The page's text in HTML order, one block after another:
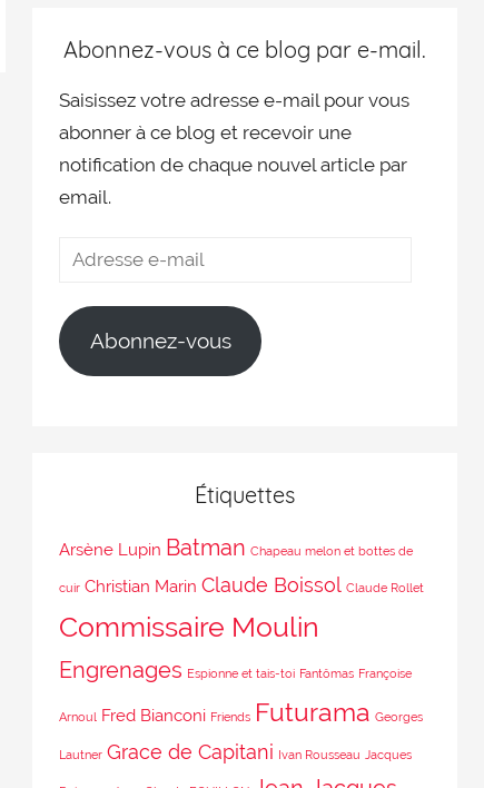
Abonnez-vous à ce blog par e-mail.
Saisissez votre adresse e-mail pour vous
abonner à ce blog et recevoir une
notification de chaque nouvel article par
email.
Abonnez-vous
Étiquettes
Arsène Lupin Batman Chapeau melon et bottes de
cuir Christian Marin Claude Boissol Claude Rollet
Commissaire Moulin
Engrenages Espionne et tais-toi Fantômas Françoise
Arnoul Fred Bianconi Friends Futurama Georges
Lautner Grace de Capitani Ivan Rousseau Jacques